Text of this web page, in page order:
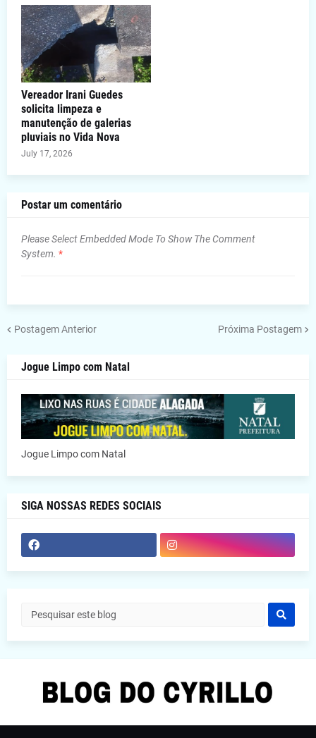
Vereador Irani Guedes
solicita limpeza e
manutenção de galerias
pluviais no Vida Nova
July 17, 2026
Postar um comentário
Please Select Embedded Mode To Show The Comment
System. *
Postagem Anterior Próxima Postagem
Jogue Limpo com Natal
Jogue Limpo com Natal
SIGA NOSSAS REDES SOCIAIS